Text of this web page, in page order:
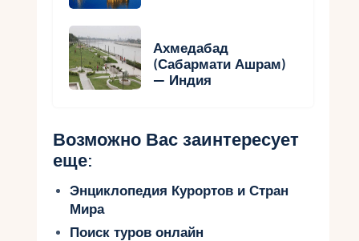
Ахмедабад
(Сабармати Ашрам)
— Индия
Возможно Вас заинтересует
еще:
Энциклопедия Курортов и Стран
Мира
Поиск туров онлайн